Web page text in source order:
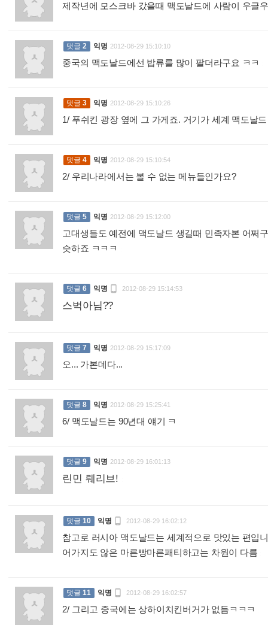
제작년에 모스크바 갔을때 맥도날드에 사람이 우글
댓글 2 익명 2012-08-29 15:10:10
중국의 맥도날드에선 밥류를 많이 팔더라구요 ㅋㅋ
댓글 3 익명 2012-08-29 15:10:26
1/ 푸쉬킨 광장 옆에 그 가게죠. 거기가 세계 맥도날
댓글 4 익명 2012-08-29 15:10:54
2/ 우리나라에서는 볼 수 없는 메뉴들인가요?
댓글 5 익명 2012-08-29 15:12:00
고대생들도 예전에 맥도날드 생길때 민족자본 어쩌
슷하죠 ㅋㅋㅋ
댓글 6 익명  2012-08-29 15:14:53
스벅아님??
댓글 7 익명 2012-08-29 15:17:09
오... 가본데다...
댓글 8 익명 2012-08-29 15:25:41
6/ 맥도날드는 90년대 얘기 ㅋ
댓글 9 익명 2012-08-29 16:01:13
린민 뤠리브!
댓글 10 익명  2012-08-29 16:02:12
참고로 러시아 맥도날드는 세계적으로 맛있는 편입
어가지도 않은 마른빵마른패티하고는 차원이 다름
댓글 11 익명  2012-08-29 16:02:57
2/ 그리고 중국에는 상하이치킨버거가 없듬ㅋㅋㅋ